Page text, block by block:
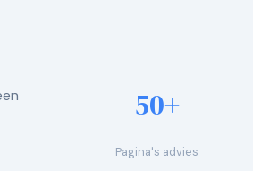
50+
Pagina's advies